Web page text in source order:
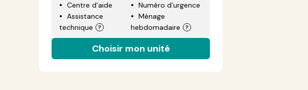
Centre d'aide
Numéro d’urgence
Assistance
technique
Ménage
hebdomadaire
Choisir mon unité